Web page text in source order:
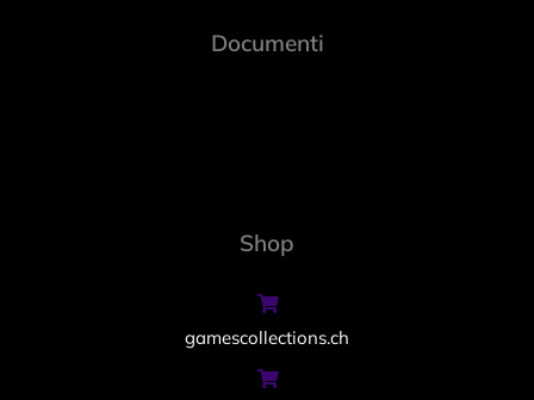
Documenti
Shop
gamescollections.ch